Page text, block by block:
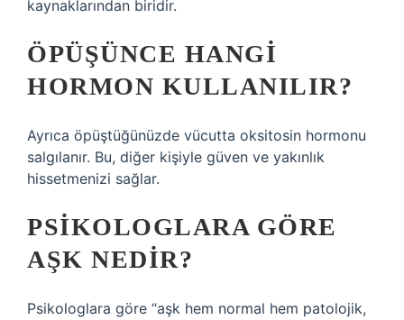
kaynaklarından biridir.
ÖPÜŞÜNCE HANGI
HORMON KULLANILIR?
Ayrıca öpüştüğünüzde vücutta oksitosin hormonu
salgılanır. Bu, diğer kişiyle güven ve yakınlık
hissetmenizi sağlar.
PSIKOLOGLARA GÖRE
AŞK NEDIR?
Psikologlara göre “aşk hem normal hem patolojik,